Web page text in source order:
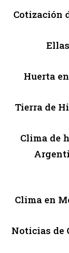
Cotización
Ellas
Huerta
Tierra de
Clima de
Clima en
Noticias de